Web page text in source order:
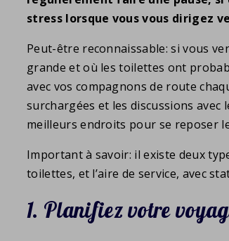
stress lorsque vous vous dirigez
Peut-être reconnaissable: si vous
grande et où les toilettes ont
avec vos compagnons de route
surchargées et les discussions
meilleurs endroits pour se reposer
Important à savoir: il existe deux
toilettes, et l’aire de service, avec
1. Planifiez votre